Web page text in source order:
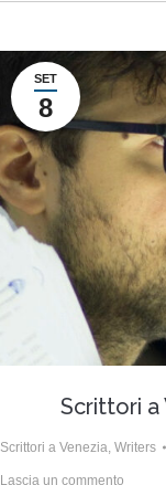
SET
8
Scrittori a
Scrittori a Venezia Writers
Lascia un commento